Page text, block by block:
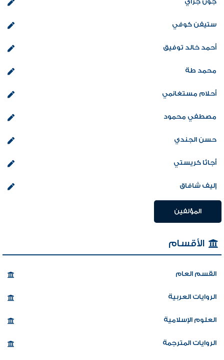
ستيفن كوفي
أحمد خالد توفيق
محمد طة
أحلام مستغانمي
مصطفي محمود
حسن الجندي
أجاثا كريستي
إليف شافاق
المؤلفين
الأقسام
القسم العام
الروايات العربية
العلوم الإسلامية
الروايات المترجمة